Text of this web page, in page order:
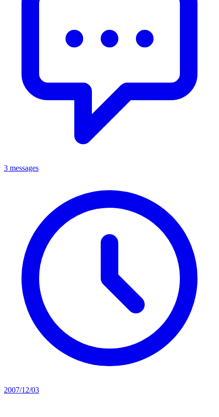
3 messages
2007/12/03